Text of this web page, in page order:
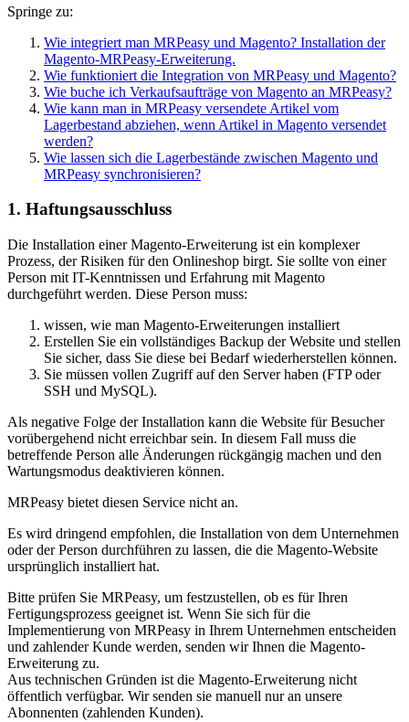
Springe zu:
Wie integriert man MRPeasy und Magento? Installation der
Magento-MRPeasy-Erweiterung.
Wie funktioniert die Integration von MRPeasy und Magento?
Wie buche ich Verkaufsaufträge von Magento an MRPeasy?
Wie kann man in MRPeasy versendete Artikel vom
Lagerbestand abziehen, wenn Artikel in Magento versendet
werden?
Wie lassen sich die Lagerbestände zwischen Magento und
MRPeasy synchronisieren?
1. Haftungsausschluss
Die Installation einer Magento-Erweiterung ist ein komplexer
Prozess, der Risiken für den Onlineshop birgt. Sie sollte von einer
Person mit IT-Kenntnissen und Erfahrung mit Magento
durchgeführt werden. Diese Person muss:
wissen, wie man Magento-Erweiterungen installiert
Erstellen Sie ein vollständiges Backup der Website und stellen
Sie sicher, dass Sie diese bei Bedarf wiederherstellen können.
Sie müssen vollen Zugriff auf den Server haben (FTP oder
SSH und MySQL).
Als negative Folge der Installation kann die Website für Besucher
vorübergehend nicht erreichbar sein. In diesem Fall muss die
betreffende Person alle Änderungen rückgängig machen und den
Wartungsmodus deaktivieren können.
MRPeasy bietet diesen Service nicht an.
Es wird dringend empfohlen, die Installation von dem Unternehmen
oder der Person durchführen zu lassen, die die Magento-Website
ursprünglich installiert hat.
Bitte prüfen Sie MRPeasy, um festzustellen, ob es für Ihren
Fertigungsprozess geeignet ist. Wenn Sie sich für die
Implementierung von MRPeasy in Ihrem Unternehmen entscheiden
und zahlender Kunde werden, senden wir Ihnen die Magento-
Erweiterung zu.
Aus technischen Gründen ist die Magento-Erweiterung nicht
öffentlich verfügbar. Wir senden sie manuell nur an unsere
Abonnenten (zahlenden Kunden).